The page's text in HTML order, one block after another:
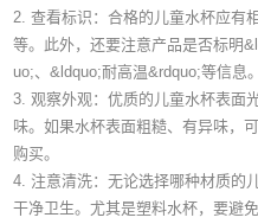
2. 查看标识：合格的儿童水杯应有
等。此外，还要注意产品是否标明
uo;、&ldquo;耐高温&rdquo;等信息。
3. 观察外观：优质的儿童水杯表面
味。如果水杯表面粗糙、有异味，
购买。
4. 注意清洗：无论选择哪种材质的
干净卫生。尤其是塑料水杯，要避